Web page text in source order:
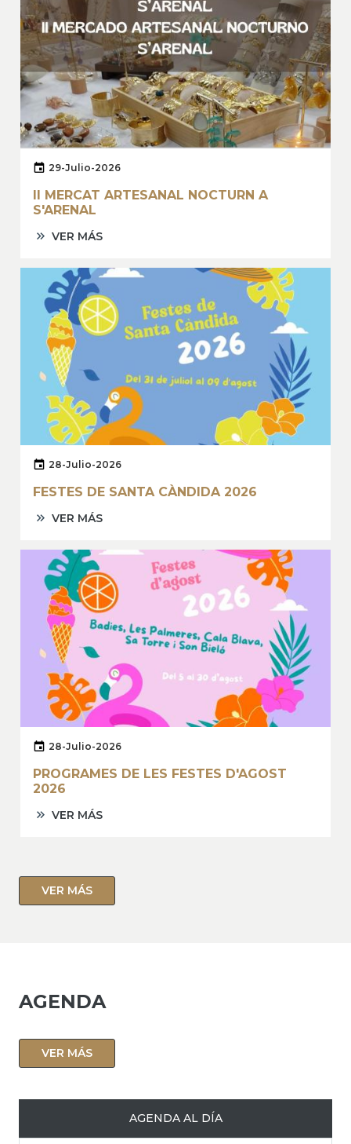
29-Julio-2026
II MERCAT ARTESANAL NOCTURN A
S'ARENAL
VER MÁS
28-Julio-2026
FESTES DE SANTA CÀNDIDA 2026
VER MÁS
28-Julio-2026
PROGRAMES DE LES FESTES D'AGOST
2026
VER MÁS
VER MÁS
AGENDA
VER MÁS
AGENDA AL DÍA